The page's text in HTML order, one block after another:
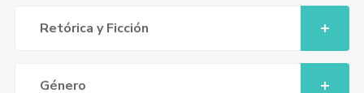
Retórica y Ficción
Género